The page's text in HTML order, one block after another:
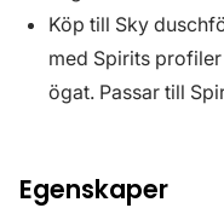
Köp till Sky
med Spirits
ögat. Passar till
Egenskaper